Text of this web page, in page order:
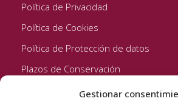
Gestionar
Política de Privacidad
Política de Cookies
Política de Protección de datos
Plazos de Conservación